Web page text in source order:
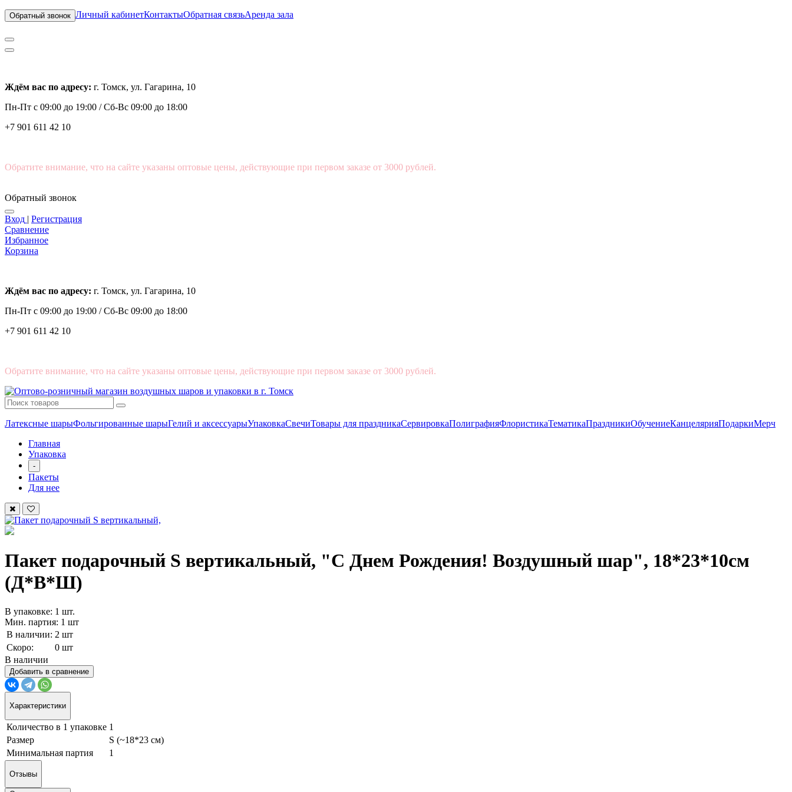
Обратный звонок Личный кабинетКонтактыОбратная связьАренда зала
Ждём вас по адресу: г. Томск, ул. Гагарина, 10
Пн-Пт с 09:00 до 19:00 /Сб-Вс 09:00 до 18:00
+7 901 611 42 10
Обратите внимание, что на сайте указаны оптовые цены, действующие при первом заказе от 3000 рублей.
Обратный звонок
Вход | Регистрация
Сравнение
Избранное
Корзина
Ждём вас по адресу: г. Томск, ул. Гагарина, 10
Пн-Пт с 09:00 до 19:00 /Сб-Вс 09:00 до 18:00
+7 901 611 42 10
Обратите внимание, что на сайте указаны оптовые цены, действующие при первом заказе от 3000 рублей.
Латексные шарыФольгированные шарыГелий и аксессуарыУпаковкаСвечиТовары для праздникаСервировкаПолиграфияФлористикаТематикаПраздникиОбучениеКанцелярияПодаркиМерч
Главная
Упаковка
-
Пакеты
Для нее
Пакет подарочный S вертикальный, "С Днем Рождения! Воздушный шар", 18*23*10см
(Д*В*Ш)
В упаковке: 1 шт.
Мин. партия: 1 шт
В наличии: 2 шт
Скоро:
0 шт
В наличии
Добавить в сравнение
Характеристики
Количество в 1 упаковке 1
Размер
S (~18*23 см)
Минимальная партия
1
Отзывы